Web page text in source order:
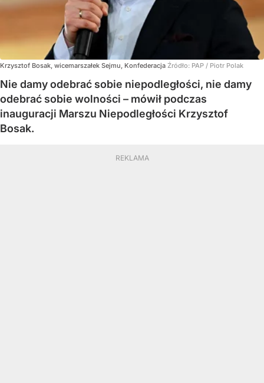
Krzysztof Bosak, wicemarszałek Sejmu, Konfederacja Źródło: PAP / Piotr Polak
Nie damy odebrać sobie niepodległości, nie damy
odebrać sobie wolności – mówił podczas
inauguracji Marszu Niepodległości Krzysztof
Bosak.